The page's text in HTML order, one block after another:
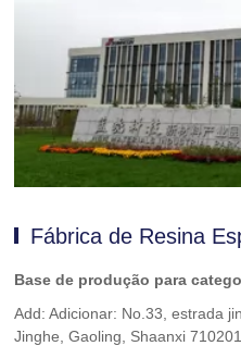
Fábrica de Resina
Base de produção para
Add: Adicionar: No.33, estrada
Jinghe, Gaoling, Shaanxi